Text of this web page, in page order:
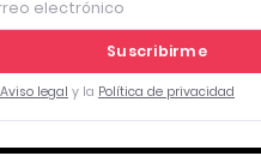
Suscribirme
Aviso legal y la Política de privacidad